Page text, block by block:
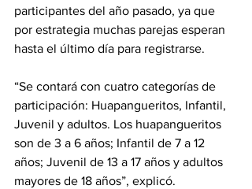
participantes del año pasado, ya que
por estrategia muchas parejas esperan
hasta el último día para registrarse.
“Se contará con cuatro categorías de
participación: Huapangueritos, Infantil,
Juvenil y adultos. Los huapangueritos
son de 3 a 6 años; Infantil de 7 a 12
años; Juvenil de 13 a 17 años y adultos
mayores de 18 años”, explicó.